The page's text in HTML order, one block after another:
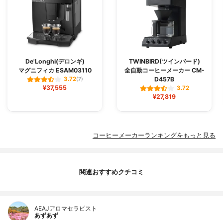
De'Longhi(デロンギ)
マグニフィカ ESAM03110
3.72(7)
¥37,555
TWINBIRD(ツインバード)
全自動コーヒーメーカー CM-
D457B
3.72
¥27,819
コーヒーメーカーランキングをもっと見る
関連おすすめクチコミ
AEAJアロマセラピスト
あずあず